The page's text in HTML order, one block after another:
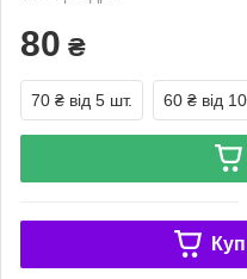
80 ₴
70 ₴ від 5 шт. 60 ₴ від